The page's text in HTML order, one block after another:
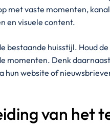
met vaste momenten,
en visuele content.
bestaande huisstijl. Houd
momenten. Denk
hun website of
van het